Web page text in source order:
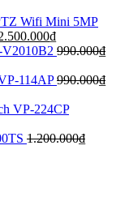
Wifi Mini 5MP
₫
990.000₫
114AP 990.000₫
VP-224CP
1.200.000₫